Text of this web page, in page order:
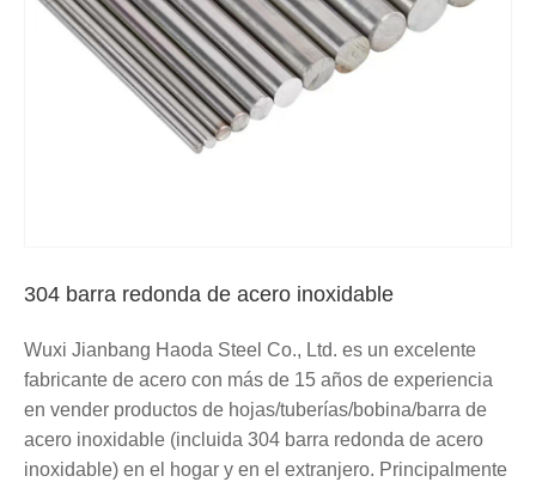
304 barra redonda de acero inoxidable
Wuxi Jianbang Haoda Steel Co., Ltd. es un excelente
fabricante de acero con más de 15 años de experiencia
en vender productos de hojas/tuberías/bobina/barra de
acero inoxidable (incluida 304 barra redonda de acero
inoxidable) en el hogar y en el extranjero. Principalmente